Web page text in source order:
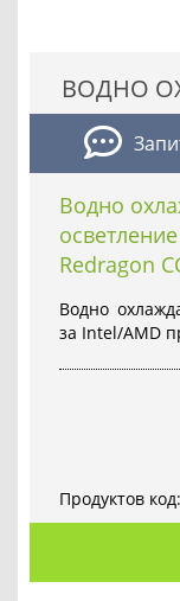
ВОДНО
Водно
Redragon
Водно
за Intel/AMD
Продуктов код: